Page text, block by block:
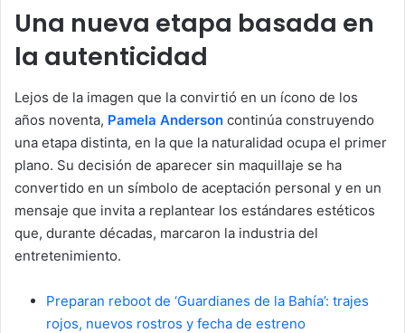
Una nueva etapa basada en
la autenticidad
Lejos de la imagen que la convirtió en un ícono de los
años noventa, Pamela Anderson continúa construyendo
una etapa distinta, en la que la naturalidad ocupa el primer
plano. Su decisión de aparecer sin maquillaje se ha
convertido en un símbolo de aceptación personal y en un
mensaje que invita a replantear los estándares estéticos
que, durante décadas, marcaron la industria del
entretenimiento.
Preparan reboot de ‘Guardianes de la Bahía’: trajes
rojos, nuevos rostros y fecha de estreno